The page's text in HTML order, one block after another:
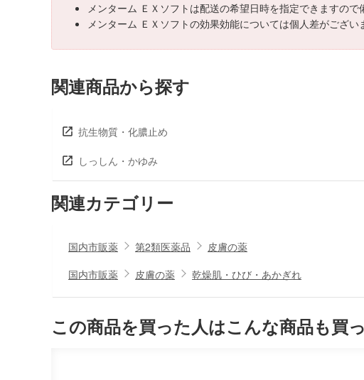
メンターム ＥＸソフトは配送の希望日時を指定できますので
メンターム ＥＸソフトの効果効能については個人差がござ
関連商品から探す
抗生物質・化膿止め
しっしん・かゆみ
関連カテゴリー
国内市販薬 第2類医薬品
皮膚の薬
国内市販薬
皮膚の薬 乾燥肌・ひび・あかぎれ
この商品を買った人はこんな商品も買